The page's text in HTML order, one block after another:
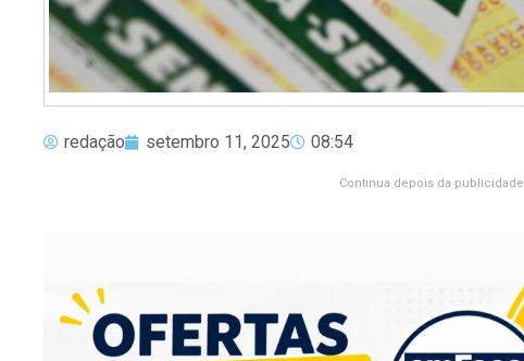
redação setembro 11, 2025 08:54
Continua depois da publicidade